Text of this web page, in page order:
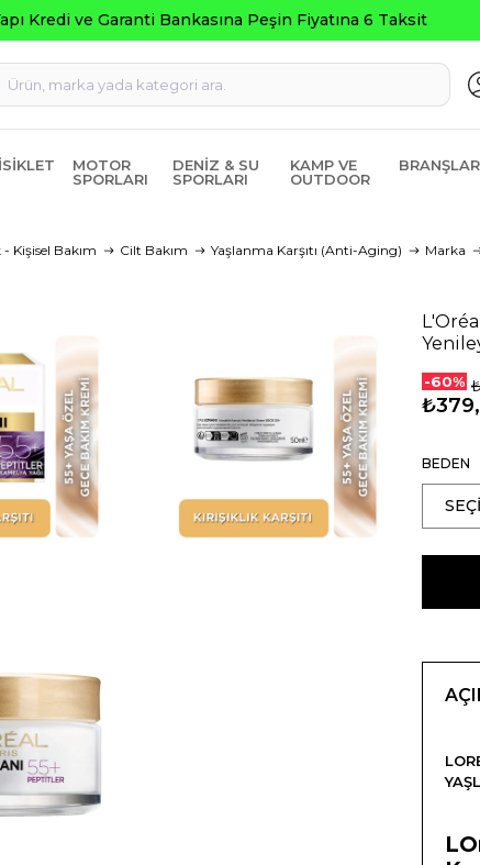
Bankasına Peşin Fiyatına 6 Taksit
MOTOR
SPORLARI
DENIZ & SU
SPORLARI
KAMP VE
OUTDOOR
BRANŞLAR
Kişisel Bakım Cilt Bakım Yaşlanma Karşıtı (Anti-Aging) Marka
-60%
BEDEN